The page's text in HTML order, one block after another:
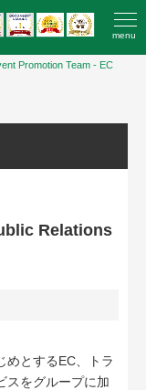
menu
Promotion Team - EC
Relations
めとするEC、トラ
スをグループに加